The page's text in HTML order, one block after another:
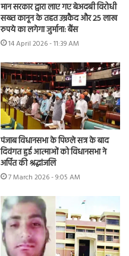
मान सरकार द्वारा लाए गए बेअदबी विरोधी
सख्त कानून के तहत उम्रकैद और 25 लाख
रुपये का लगेगा जुर्माना: बैंस
14 April 2026 - 11:39 AM
पंजाब विधानसभा के पिछले सत्र के बाद
दिवंगत हुई आत्माओं को विधानसभा ने
अर्पित की श्रद्धांजलि
7 March 2026 - 9:05 AM